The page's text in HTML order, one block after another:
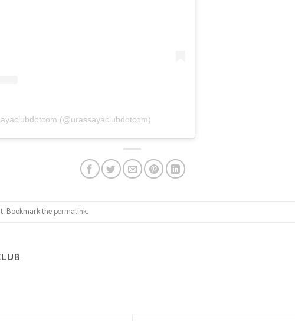
(@urassayaclubdotcom)
. Bookmark the permalink.